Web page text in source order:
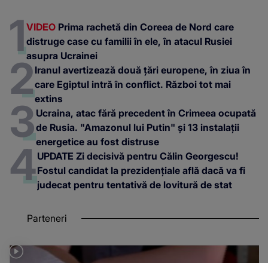
VIDEO Prima rachetă din Coreea de Nord care
distruge case cu familii în ele, în atacul Rusiei
asupra Ucrainei
Iranul avertizează două țări europene, în ziua în
care Egiptul intră în conflict. Război tot mai
extins
Ucraina, atac fără precedent în Crimeea ocupată
de Rusia. "Amazonul lui Putin" și 13 instalații
energetice au fost distruse
UPDATE Zi decisivă pentru Călin Georgescu!
Fostul candidat la prezidențiale află dacă va fi
judecat pentru tentativă de lovitură de stat
Parteneri